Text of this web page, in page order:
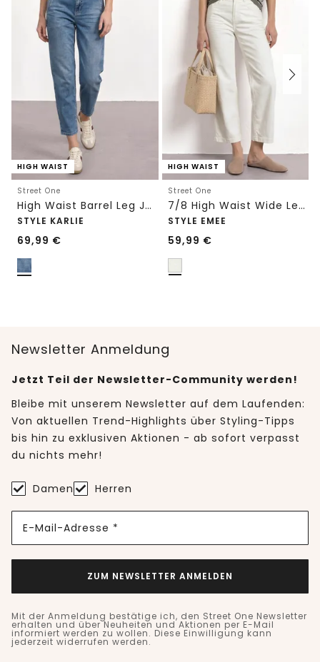
HIGH WAIST
Street One
High Waist Barrel Leg Jeans im Loose Fit
STYLE KARLIE
69,99 €
HIGH WAIST
Street One
7/8 High Waist Wide Leg Jeans im Loose Fit
STYLE EMEE
59,99 €
Newsletter Anmeldung
Jetzt Teil der Newsletter-Community werden!
Bleibe mit unserem Newsletter auf dem Laufenden:
Von aktuellen Trend-Highlights über Styling-Tipps
bis hin zu exklusiven Aktionen - ab sofort verpasst
du nichts mehr!
Damen Herren
E-Mail-Adresse *
ZUM NEWSLETTER ANMELDEN
Mit der Anmeldung bestätige ich, den Street One Newsletter
erhalten und über Neuheiten und Aktionen per E-Mail
informiert werden zu wollen. Diese Einwilligung kann
jederzeit widerrufen werden.